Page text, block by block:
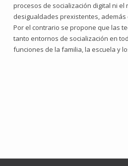
procesos de socialización digital ni
desigualdades prexistentes,
Por el contrario se propone que las
tanto entornos de socialización en
funciones de la familia, la escuela y